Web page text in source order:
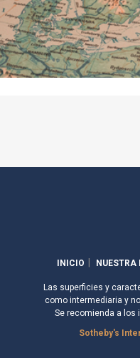
INICIO
Las superficies y
como intermediaria y
Se recomienda a los
Sotheby's